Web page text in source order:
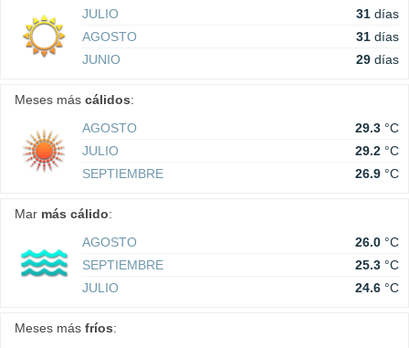
JULIO
31 días
AGOSTO
31 días
JUNIO
29 días
Meses más cálidos:
AGOSTO
29.3 °C
JULIO
29.2 °C
SEPTIEMBRE
26.9 °C
Mar más cálido:
AGOSTO
26.0 °C
SEPTIEMBRE
25.3 °C
JULIO
24.6 °C
Meses más fríos: